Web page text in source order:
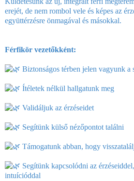
erejét, de nem rombol vele és képes az
együttérzésre önmagával és másokkal.
Férfikör vezetőkként:
Biztonságos térben jelen vagyunk a
Ítéletek nélkül hallgatunk meg
Validáljuk az érzéseidet
Segítünk külső nézőpontot találni
Támogatunk abban, hogy
Segítünk kapcsolódni az
intuícióddal